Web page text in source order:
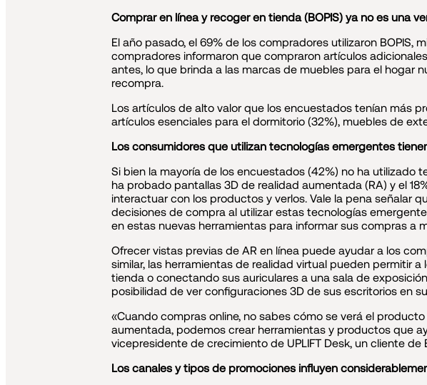
Comprar en línea y recoger en tienda (BOPIS) ya no es una
El año pasado, el 69% de los compradores utilizaron BOPIS,
compradores informaron que compraron artículos
antes, lo que brinda a las marcas de muebles para el hogar
recompra.
Los artículos de alto valor que los encuestados tenían más
artículos esenciales para el dormitorio (32%), muebles de
Los consumidores que utilizan tecnologías emergentes
Si bien la mayoría de los encuestados (42%) no ha utilizado
ha probado pantallas 3D de realidad aumentada (RA) y el
interactuar con los productos y verlos. Vale la pena señalar
decisiones de compra al utilizar estas tecnologías
en estas nuevas herramientas para informar sus compras a
Ofrecer vistas previas de AR en línea puede ayudar a los
similar, las herramientas de realidad virtual pueden permitir
tienda o conectando sus auriculares a una sala de
posibilidad de ver configuraciones 3D de sus escritorios en
«Cuando compras online, no sabes cómo se verá el
aumentada, podemos crear herramientas y productos que
vicepresidente de crecimiento de UPLIFT Desk, un cliente de
Los canales y tipos de promociones influyen